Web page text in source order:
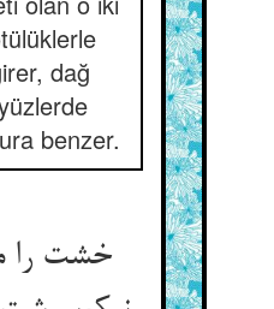
dağ
benzer.
خشت را